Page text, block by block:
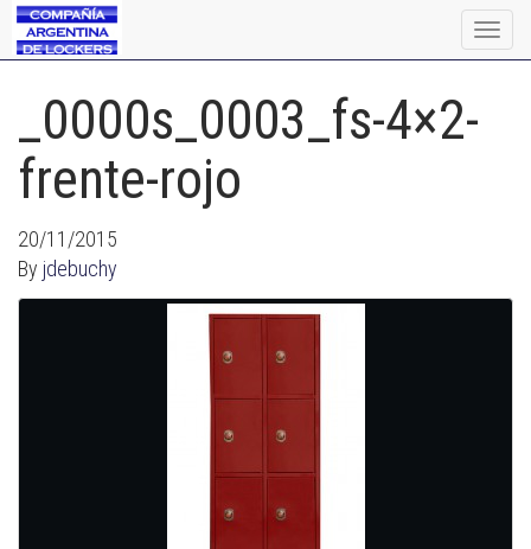
_0000s_0003_fs-4×2-
frente-rojo
20/11/2015
By jdebuchy